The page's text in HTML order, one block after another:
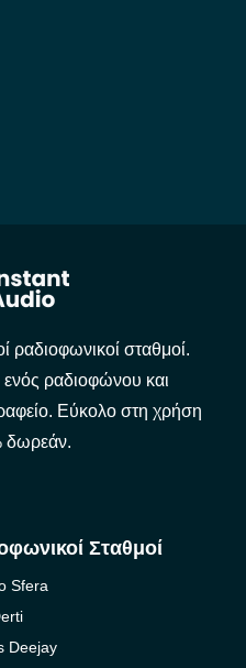
ραδιοφωνικοί σταθμοί.
ενός ραδιοφώνου και
Εύκολο στη χρήση
δωρεάν.
Σταθμοί
Sfera
Deejay